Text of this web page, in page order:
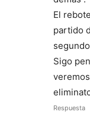
El
partido
Sigo
Respuesta